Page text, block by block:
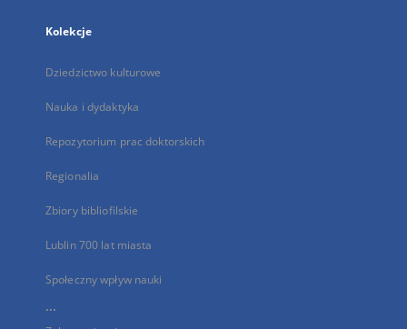
Kolekcje
Dziedzictwo kulturowe
Nauka i dydaktyka
Repozytorium prac doktorskich
Regionalia
Zbiory bibliofilskie
Lublin 700 lat miasta
Społeczny wpływ nauki
...